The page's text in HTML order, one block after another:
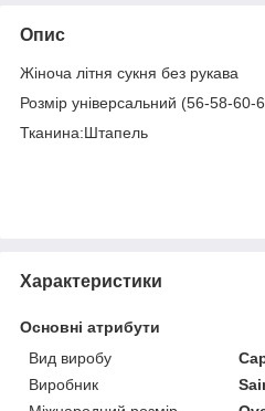
Опис
Жіноча літня сукня без рукава
Розмір універсальний (56-58-60-
Тканина:Штапель
Характеристики
Основні атрибути
Вид виробу
Виробник